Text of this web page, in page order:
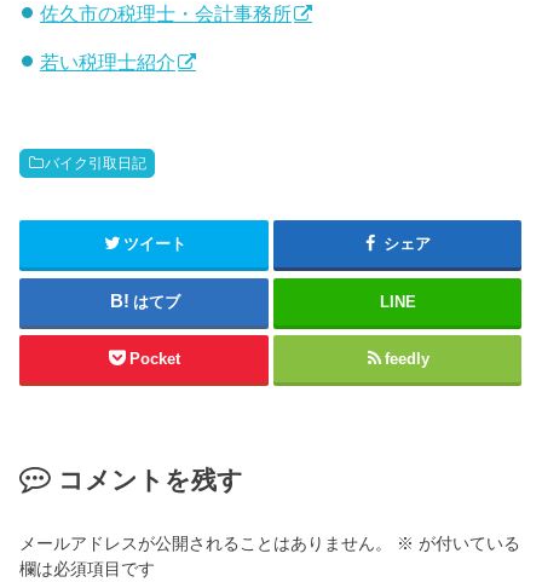
佐久市の税理士・会計事務所
若い税理士紹介
バイク引取日記
ツイート シェア
はてブ LINE
Pocket feedly
コメントを残す
メールアドレスが公開されることはありません。 ※ が付いている
欄は必須項目です